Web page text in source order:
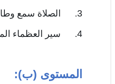
3. الصلاة سمع وطاعة المستوى الأول.
4. سير العظماء المستوى الأول.
المستوى (ب):